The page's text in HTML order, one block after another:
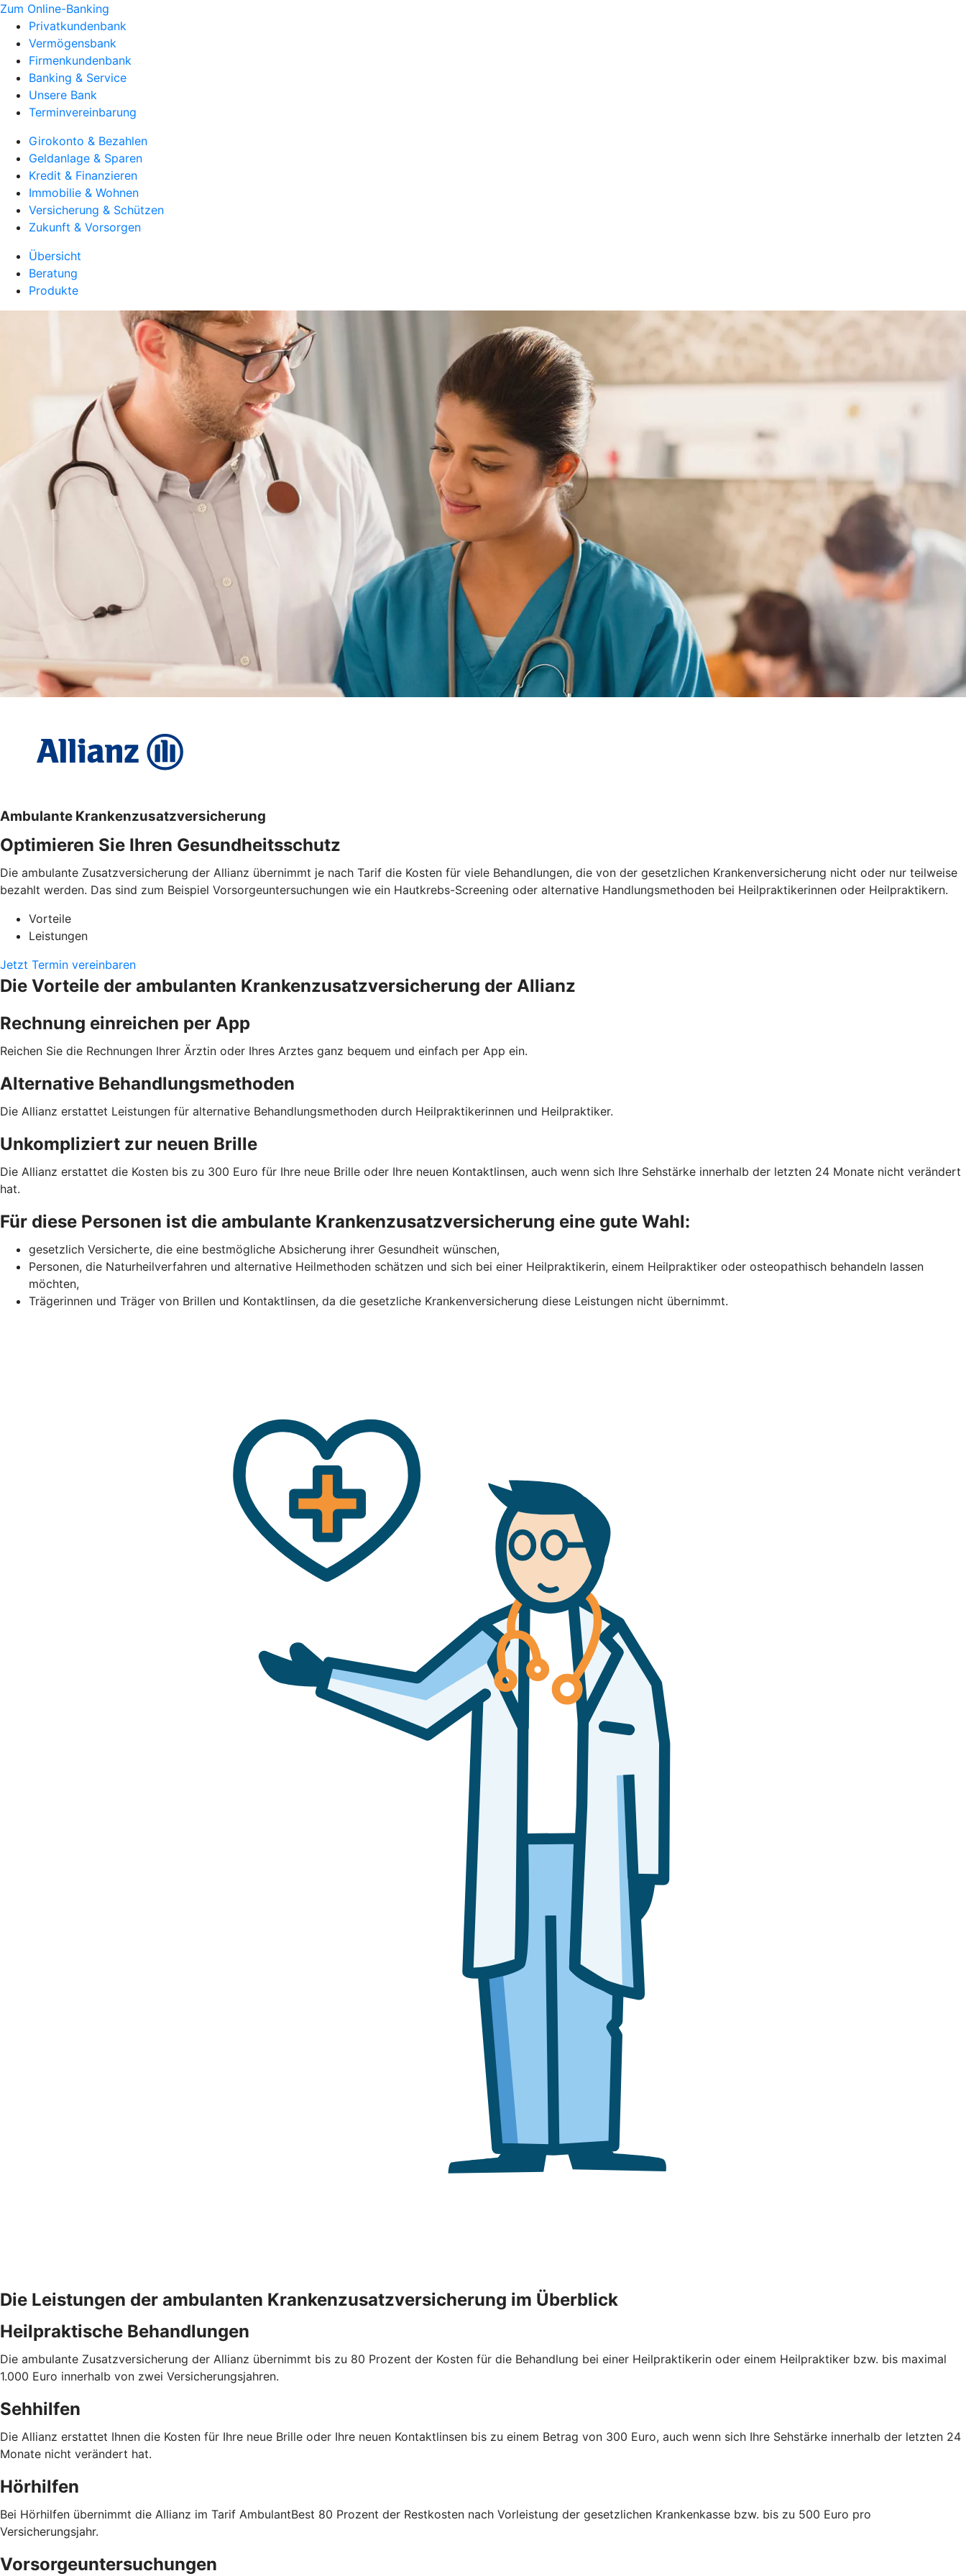
Zum Online-Banking
Privatkundenbank
Vermögensbank
Firmenkundenbank
Banking & Service
Unsere Bank
Terminvereinbarung
Girokonto & Bezahlen
Geldanlage & Sparen
Kredit & Finanzieren
Immobilie & Wohnen
Versicherung & Schützen
Zukunft & Vorsorgen
Übersicht
Beratung
Produkte
Ambulante Krankenzusatzversicherung
Optimieren Sie Ihren Gesundheitsschutz
Die ambulante Zusatzversicherung der Allianz übernimmt je nach Tarif die Kosten für viele Behandlungen, die von der gesetzlichen Krankenversicherung nicht oder nur teilweise
bezahlt werden. Das sind zum Beispiel Vorsorgeuntersuchungen wie ein Hautkrebs-Screening oder alternative Handlungsmethoden bei Heilpraktikerinnen oder Heilpraktikern.
Vorteile
Leistungen
Jetzt Termin vereinbaren
Die Vorteile der ambulanten Krankenzusatzversicherung der Allianz
Rechnung einreichen per App
Reichen Sie die Rechnungen Ihrer Ärztin oder Ihres Arztes ganz bequem und einfach per App ein.
Alternative Behandlungsmethoden
Die Allianz erstattet Leistungen für alternative Behandlungsmethoden durch Heilpraktikerinnen und Heilpraktiker.
Unkompliziert zur neuen Brille
Die Allianz erstattet die Kosten bis zu 300 Euro für Ihre neue Brille oder Ihre neuen Kontaktlinsen, auch wenn sich Ihre Sehstärke innerhalb der letzten 24 Monate nicht verändert
hat.
Für diese Personen ist die ambulante Krankenzusatzversicherung eine gute Wahl:
gesetzlich Versicherte, die eine bestmögliche Absicherung ihrer Gesundheit wünschen,
Personen, die Naturheilverfahren und alternative Heilmethoden schätzen und sich bei einer Heilpraktikerin, einem Heilpraktiker oder osteopathisch behandeln lassen
möchten,
Trägerinnen und Träger von Brillen und Kontaktlinsen, da die gesetzliche Krankenversicherung diese Leistungen nicht übernimmt.
Die Leistungen der ambulanten Krankenzusatzversicherung im Überblick
Heilpraktische Behandlungen
Die ambulante Zusatzversicherung der Allianz übernimmt bis zu 80 Prozent der Kosten für die Behandlung bei einer Heilpraktikerin oder einem Heilpraktiker bzw. bis maximal
1.000 Euro innerhalb von zwei Versicherungsjahren.
Sehhilfen
Die Allianz erstattet Ihnen die Kosten für Ihre neue Brille oder Ihre neuen Kontaktlinsen bis zu einem Betrag von 300 Euro, auch wenn sich Ihre Sehstärke innerhalb der letzten 24
Monate nicht verändert hat.
Hörhilfen
Bei Hörhilfen übernimmt die Allianz im Tarif AmbulantBest 80 Prozent der Restkosten nach Vorleistung der gesetzlichen Krankenkasse bzw. bis zu 500 Euro pro
Versicherungsjahr.
Vorsorgeuntersuchungen